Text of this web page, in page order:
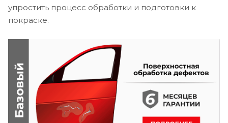
упростить процесс обработки и подготовки к
покраске.